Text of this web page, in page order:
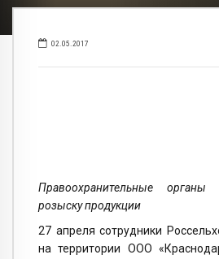
02.05.2017
Правоохранительные
розыску продукции
27 апреля сотрудники
на территории ООО